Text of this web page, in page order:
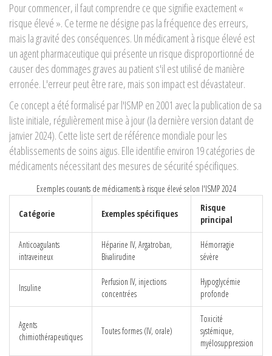
Pour commencer, il faut comprendre ce que signifie exactement «
risque élevé ». Ce terme ne désigne pas la fréquence des erreurs,
mais la gravité des conséquences. Un médicament à risque élevé est
un agent pharmaceutique qui présente un risque disproportionné de
causer des dommages graves au patient s'il est utilisé de manière
erronée. L'erreur peut être rare, mais son impact est dévastateur.
Ce concept a été formalisé par l'ISMP en 2001 avec la publication de sa
liste initiale, régulièrement mise à jour (la dernière version datant de
janvier 2024). Cette liste sert de référence mondiale pour les
établissements de soins aigus. Elle identifie environ 19 catégories de
médicaments nécessitant des mesures de sécurité spécifiques.
Exemples courants de médicaments à risque élevé selon l'ISMP 2024
Catégorie Exemples spécifiques
Risque
principal
Anticoagulants
intraveineux
Héparine IV, Argatroban,
Bivalirudine
Hémorragie
sévère
Insuline
Perfusion IV, injections
concentrées
Hypoglycémie
profonde
Agents
chimiothérapeutiques
Toutes formes (IV, orale)
Toxicité
systémique,
myélosuppression